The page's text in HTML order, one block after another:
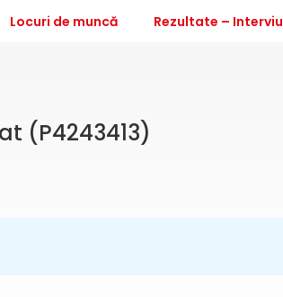
Locuri de muncă Rezultate – Interviu
(P4243413)